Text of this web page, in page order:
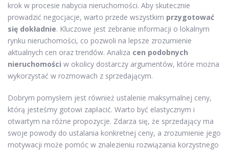
krok w procesie nabycia nieruchomości. Aby skutecznie
prowadzić negocjacje, warto przede wszystkim przygotować
się dokładnie. Kluczowe jest zebranie informacji o lokalnym
rynku nieruchomości, co pozwoli na lepsze zrozumienie
aktualnych cen oraz trendów. Analiza cen podobnych
nieruchomości w okolicy dostarczy argumentów, które można
wykorzystać w rozmowach z sprzedającym.
Dobrym pomysłem jest również ustalenie maksymalnej ceny,
którą jesteśmy gotowi zapłacić. Warto być elastycznym i
otwartym na różne propozycje. Zdarza się, że sprzedający ma
swoje powody do ustalania konkretnej ceny, a zrozumienie jego
motywacji może pomóc w znalezieniu rozwiązania korzystnego